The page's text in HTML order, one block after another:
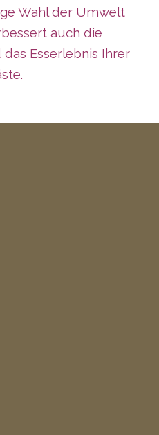
Wahl der Umwelt
auch die
Esserlebnis Ihrer